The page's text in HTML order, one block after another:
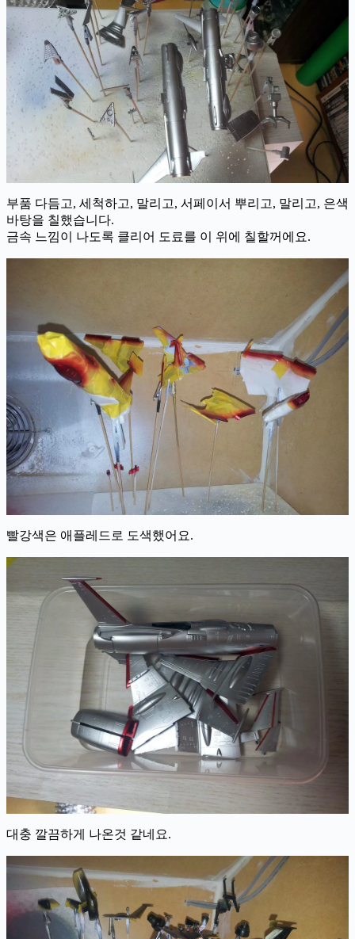
부품 다듬고, 세척하고, 말리고, 서페이서 뿌리고, 말리고, 은색
바탕을 칠했습니다.
금속 느낌이 나도록 클리어 도료를 이 위에 칠할꺼에요.
빨강색은 애플레드로 도색했어요.
대충 깔끔하게 나온것 같네요.